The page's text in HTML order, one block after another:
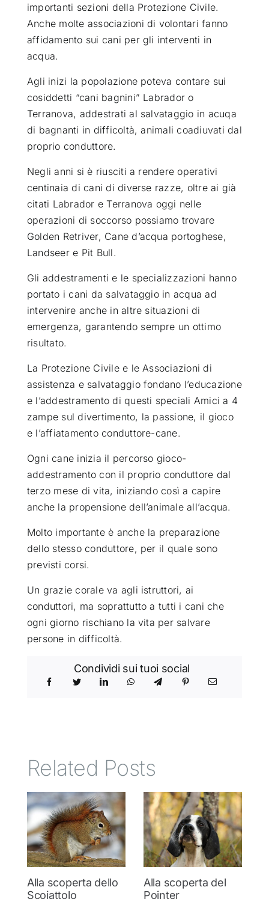
SEMPRE CON ME
importanti sezioni della Protezione Civile.
Anche molte associazioni di volontari fanno
affidamento sui cani per gli interventi in
acqua.
Agli inizi la popolazione poteva contare sui
cosiddetti “cani bagnini” Labrador o
Terranova, addestrati al salvataggio in acuqa
di bagnanti in difficoltà, animali coadiuvati dal
proprio conduttore.
Negli anni si è riusciti a rendere operativi
centinaia di cani di diverse razze, oltre ai già
citati Labrador e Terranova oggi nelle
operazioni di soccorso possiamo trovare
Golden Retriver, Cane d’acqua portoghese,
Landseer e Pit Bull.
Gli addestramenti e le specializzazioni hanno
portato i cani da salvataggio in acqua ad
intervenire anche in altre situazioni di
emergenza, garantendo sempre un ottimo
risultato.
La Protezione Civile e le Associazioni di
assistenza e salvataggio fondano l’educazione
e l’addestramento di questi speciali Amici a 4
zampe sul divertimento, la passione, il gioco
e l’affiatamento conduttore-cane.
Ogni cane inizia il percorso gioco-
addestramento con il proprio conduttore dal
terzo mese di vita, iniziando così a capire
anche la propensione dell’animale all’acqua.
Molto importante è anche la preparazione
dello stesso conduttore, per il quale sono
previsti corsi.
Un grazie corale va agli istruttori, ai
conduttori, ma soprattutto a tutti i cani che
ogni giorno rischiano la vita per salvare
persone in difficoltà.
Condividi sui tuoi social
Related Posts
Alla scoperta dello
Scoiattolo
Alla scoperta del
Pointer